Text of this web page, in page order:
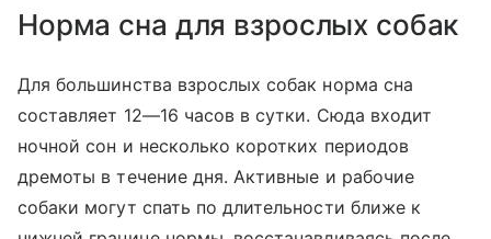
Норма сна для взрослых собак
Для большинства взрослых собак норма сна
составляет 12—16 часов в сутки. Сюда входит
ночной сон и несколько коротких периодов
дремоты в течение дня. Активные и рабочие
собаки могут спать по длительности ближе к